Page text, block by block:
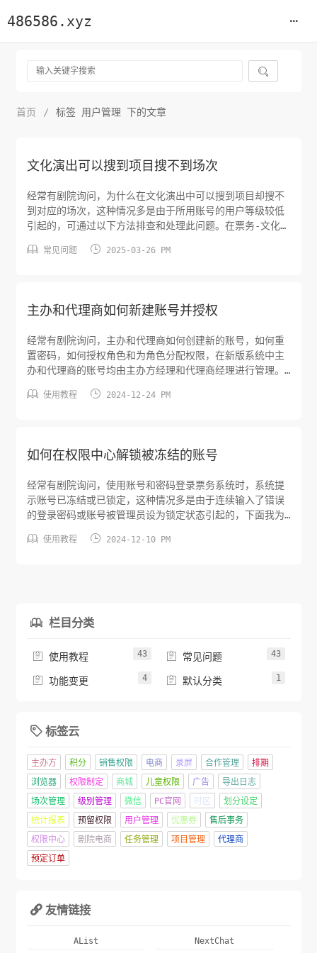
486586.xyz

首页 / 标签 用户管理 下的文章
文化演出可以搜到项目搜不到场次
经常有剧院询问，为什么在文化演出中可以搜到项目却搜不
到对应的场次，这种情况多是由于所用账号的用户等级较低
引起的，可通过以下方法排查和处理此问题。在票务-文化演
在权限-权限中心-组织机构-机构管理-用户管理页，按用户
 常见问题  2025-03-26 PM
主办和代理商如何新建账号并授权
经常有剧院询问，主办和代理商如何创建新的账号，如何重
置密码，如何授权角色和为角色分配权限，在新版系统中主
办和代理商的账号均由主办方经理和代理商经理进行管理。
账号以及如何对新账号进行授权。使用已授权代理商经理角
 使用教程  2024-12-24 PM
如何在权限中心解锁被冻结的账号
经常有剧院询问，使用账号和密码登录票务系统时，系统提
示账号已冻结或已锁定，这种情况多是由于连续输入了错误
的登录密码或账号被管理员设为锁定状态引起的，下面我为
用已授权用户管理权限的大账号，在权限-权限中心-组织机
 使用教程  2024-12-10 PM
 栏目分类
 使用教程 43  常见问题 43
 功能变更 4  默认分类 1
 标签云
主办方 积分 销售权限 电商 录屏 合作管理
排期
浏览器
权限制定 商城 儿童权限 广告
导出日志
场次管理
级别管理 微信 PC官网 时区
划分设定
统计报表
预留权限 用户管理 优惠券
售后事务
权限中心
剧院电商 任务管理 项目管理
代理商
预定订单
 友情链接
AList NextChat